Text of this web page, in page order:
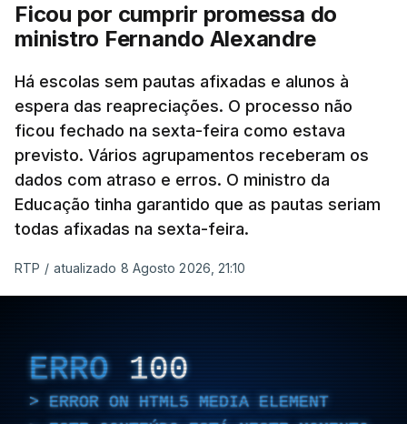
Ficou por cumprir promessa do
ministro Fernando Alexandre
Há escolas sem pautas afixadas e alunos à
espera das reapreciações. O processo não
ficou fechado na sexta-feira como estava
previsto. Vários agrupamentos receberam os
dados com atraso e erros. O ministro da
Educação tinha garantido que as pautas seriam
todas afixadas na sexta-feira.
RTP / atualizado 8 Agosto 2026, 21:10
ERRO 100
ERROR ON HTML5 MEDIA ELEMENT